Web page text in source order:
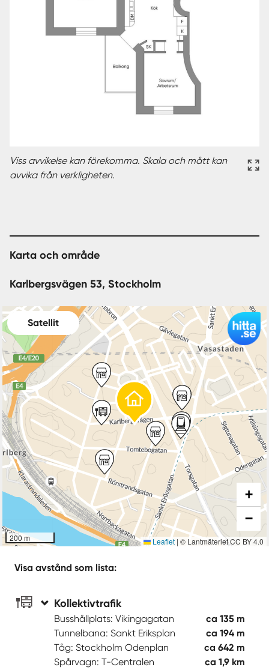
Viss avvikelse kan förekomma. Skala och mått kan
avvika från verkligheten.
Karta och område
Karlbergsvägen 53, Stockholm
Satellit
200 m
+
−
Leaflet | © Lantmäteriet CC BY 4.0
Visa avstånd som lista:
Kollektivtrafik
Busshållplats: Vikingagatan
ca 135 m
Tunnelbana: Sankt Eriksplan
ca 194 m
Tåg: Stockholm Odenplan
ca 642 m
Spårvagn: T-Centralen
ca 1,9 km